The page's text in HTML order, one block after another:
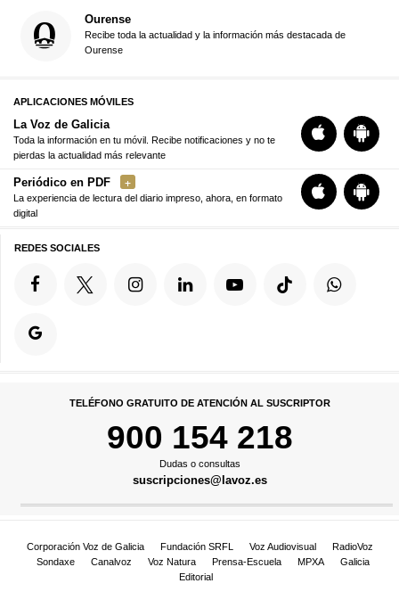
Ourense
Recibe toda la actualidad y la información más destacada de
Ourense
APLICACIONES MÓVILES
La Voz de Galicia
Toda la información en tu móvil. Recibe notificaciones y no te
pierdas la actualidad más relevante
Periódico en PDF
La experiencia de lectura del diario impreso, ahora, en formato
digital
REDES SOCIALES
TELÉFONO GRATUITO DE ATENCIÓN AL SUSCRIPTOR
900 154 218
Dudas o consultas
suscripciones@lavoz.es
Corporación Voz de Galicia Fundación SRFL Voz Audiovisual
RadioVoz
Sondaxe
Canalvoz Voz Natura Prensa-Escuela MPXA
Galicia
Editorial